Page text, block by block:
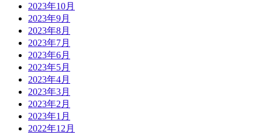
2023年10月
2023年9月
2023年8月
2023年7月
2023年6月
2023年5月
2023年4月
2023年3月
2023年2月
2023年1月
2022年12月